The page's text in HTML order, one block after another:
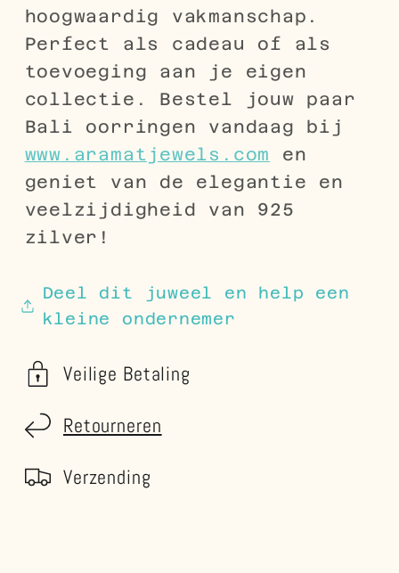
hoogwaardig vakmanschap.
Perfect als cadeau of als
toevoeging aan je eigen
collectie. Bestel jouw paar
Bali oorringen vandaag bij
www .aramatjewels .com en
geniet van de elegantie en
veelzijdigheid van 925
zilver!
Deel dit juweel en help een
kleine ondernemer
Veilige Betaling
Retourneren
Verzending